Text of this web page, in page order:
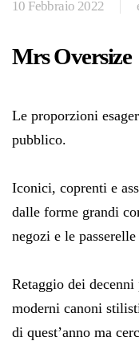
10 Febbraio 2022
Mrs Oversize
Le proporzioni
pubblico.
Iconici, coprenti e
dalle forme grandi
negozi e le
Retaggio dei
moderni canoni
di quest’anno ma